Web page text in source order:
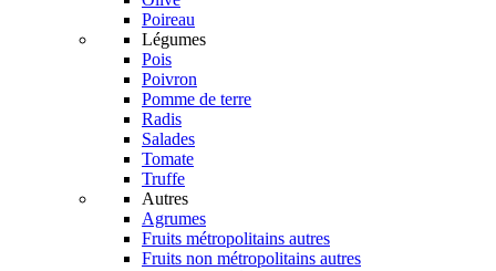
Poireau
Légumes
Pois
Poivron
Pomme de terre
Radis
Salades
Tomate
Truffe
Autres
Agrumes
Fruits métropolitains autres
Fruits non métropolitains autres